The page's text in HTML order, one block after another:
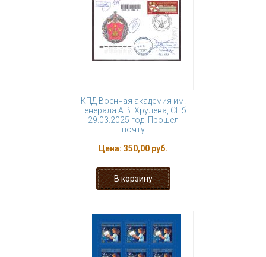
КПД Военная академия им.
Генерала А.В. Хрулева, СПб
29.03.2025 год. Прошел
почту
Цена: 350,00 руб.